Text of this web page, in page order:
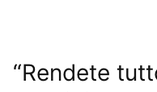
“Rendete